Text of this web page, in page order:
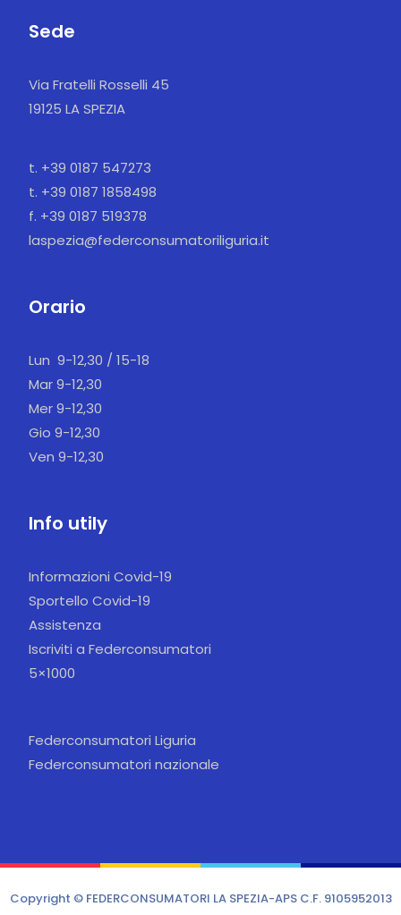
Sede
Via Fratelli Rosselli 45
19125 LA SPEZIA
t. +39 0187 547273
t. +39 0187 1858498
f. +39 0187 519378
laspezia@federconsumatoriliguria.it
Orario
Lun 9-12,30 / 15-18
Mar 9-12,30
Mer 9-12,30
Gio 9-12,30
Ven 9-12,30
Info utily
Informazioni Covid-19
Sportello Covid-19
Assistenza
Iscriviti a Federconsumatori
5×1000
Federconsumatori Liguria
Federconsumatori nazionale
Copyright © FEDERCONSUMATORI LA SPEZIA-APS C.F. 9105952013